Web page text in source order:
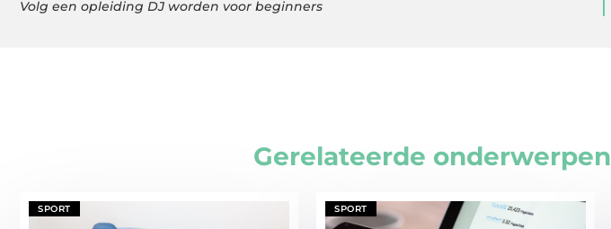
Volg een opleiding DJ worden voor beginners
Gerelateerde onderwerpen
SPORT SPORT